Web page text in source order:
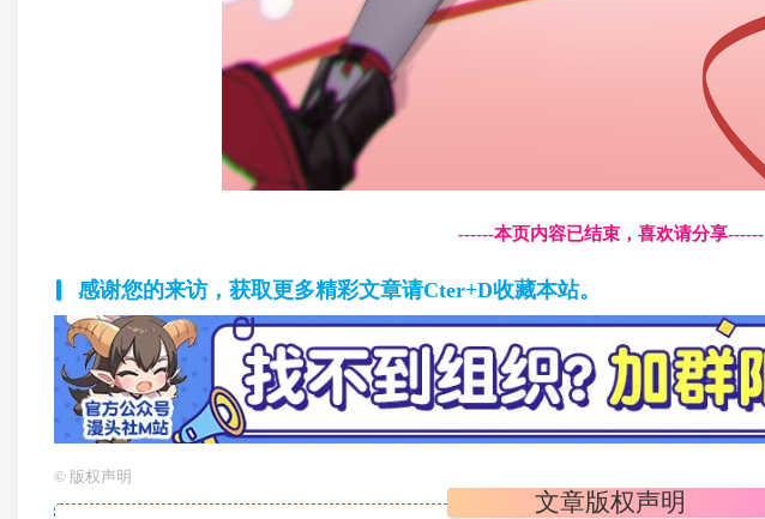
------本页内容已结束，喜欢请分享------
感谢您的来访，获取更多精彩文章请Cter+D收藏本站。
© 版权声明
文章版权声明